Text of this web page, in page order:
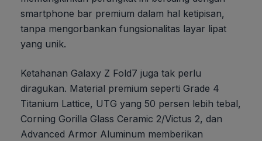
smartphone bar premium dalam hal ketipisan,
tanpa mengorbankan fungsionalitas layar lipat
yang unik.
Ketahanan Galaxy Z Fold7 juga tak perlu
diragukan. Material premium seperti Grade 4
Titanium Lattice, UTG yang 50 persen lebih tebal,
Corning Gorilla Glass Ceramic 2/Victus 2, dan
Advanced Armor Aluminum memberikan